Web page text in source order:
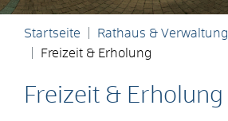
Startseite Rathaus & Verwaltung
Freizeit & Erholung
Freizeit & Erholung